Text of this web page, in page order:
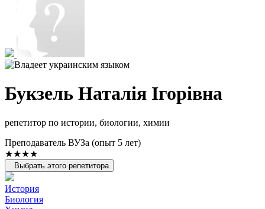
Букзель Наталія Ігорівна
репетитор по истории, биологии, химии
Преподаватель ВУЗа (опыт 5 лет)
★★★★
Выбрать этого репетитора
История
Биология